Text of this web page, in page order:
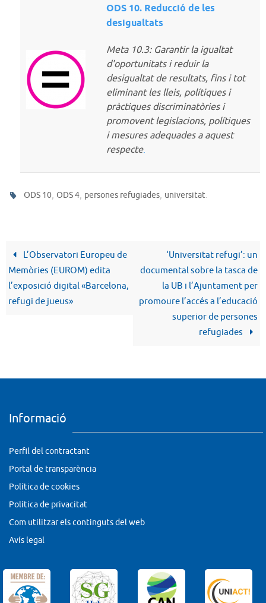
ODS 10. Reducció de les
desigualtats
Meta 10.3: Garantir la igualtat
d'oportunitats i reduir la
desigualtat de resultats, fins i tot
eliminant les lleis, polítiques i
pràctiques discriminatòries i
promovent legislacions, polítiques
i mesures adequades a aquest
respecte.
ODS 10,ODS 4, persones refugiades, universitat.
L’Observatori Europeu de
Memòries (EUROM) edita
l’exposició digital «Barcelona,
refugi de jueus»
‘Universitat refugi’: un
documental sobre la tasca de
la UB i l’Ajuntament per
promoure l’accés a l’educació
superior de persones
refugiades
Informació
Perfil del contractant
Portal de transparència
Política de cookies
Política de privacitat
Com utilitzar els continguts del web
Avís legal